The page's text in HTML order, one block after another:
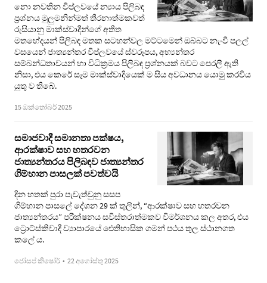
නො නවතින විප්ලවයේ න්‍යාය පිලිබඳ
ප්‍රශ්නය මුලුමනින්මත් තීරනාත්මකවත්
රුසියානු මාක්ස්වාදීන්ගේ අතීත
මතභේදයන් පිලිබඳ මතක සටහන්වල මට්ටමෙන් ඔබ්බට නැංවී පලල්
වසයෙන් ජාත්‍යන්තර විප්ලවයේ ස්වරූපය, අභ්‍යන්තර
සම්බන්ධතාවයන් හා විධික්‍රමය පිලිබඳ ප්‍රශ්නයක් බවට පෙරලී ඇති
නිසා, එය කෙරේ සෑම මාක්ස්වාදියෙක් ම සිය අවධානය යොමු කරවිය
යුතු ව තිබේ.
15 ඔක්තෝබර් 2025
සමාජවාදී සමානතා පක්ෂය,
ආරක්ෂාව සහ හතරවන
ජාත්‍යන්තරය පිලිබඳව ජාත්‍යන්තර
ගිම්හාන පාසලක් පවත්වයි
දින හතක් පුරා පැවැත්වුනු සසප
ගිම්හාන පාසලේ දේශන 29 ක් තුලින්, “ආරක්ෂාව සහ හතරවන
ජාත්‍යන්තරය” පරීක්ෂනය සවිස්තරාත්මකව විමර්ශනය කල අතර, එය
ට්‍රොට්ස්කිවාදී ව්‍යාපාරයේ ඓතිහාසික ගමන් පථය තුල ස්ථානගත
කලේ ය.
ජෝසප් කිෂෝර් • 22 අගෝස්තු 2025